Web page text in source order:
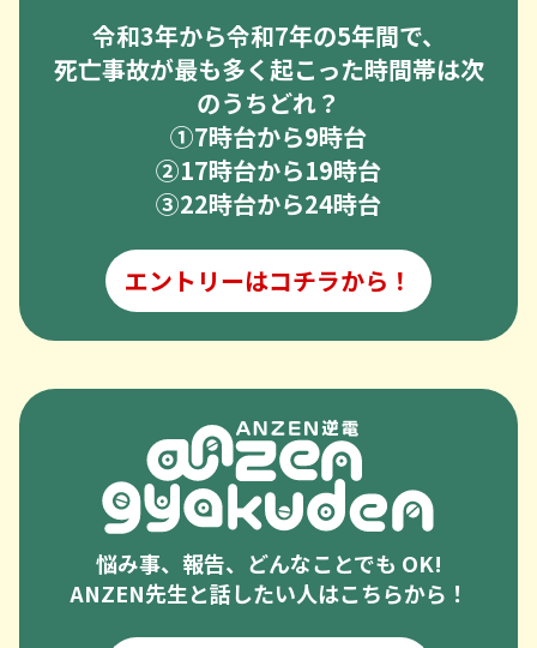
令和3年から令和7年の5年間で、
死亡事故が最も多く起こった時間帯は次
のうちどれ？
➀7時台から9時台
②17時台から19時台
③22時台から24時台
エントリーはコチラから！
悩み事、報告、どんなことでも OK!
ANZEN先生と話したい人はこちらから！